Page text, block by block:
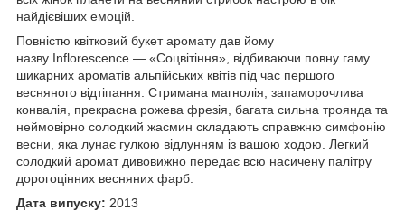
найдієвіших емоцій.
Повністю квітковий букет аромату дав йому
назву Inflorescence — «Соцвітіння», відбиваючи повну гаму
шикарних ароматів альпійських квітів під час першого
весняного відтіпання. Стримана магнолія, запаморочлива
конвалія, прекрасна рожева фрезія, багата сильна троянда та
неймовірно солодкий жасмин складають справжню симфонію
весни, яка лунає гулкою відлунням із вашою ходою. Легкий
солодкий аромат дивовижно передає всю насичену палітру
дорогоцінних весняних фарб.
Дата випуску: 2013